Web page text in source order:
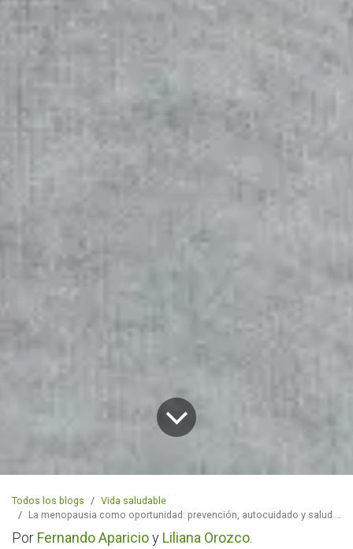
Todos los blogs
Vida saludable
La menopausia como oportunidad: prevención, autocuidado y salud integrativa
Por Fernando Aparicioy Liliana Orozco